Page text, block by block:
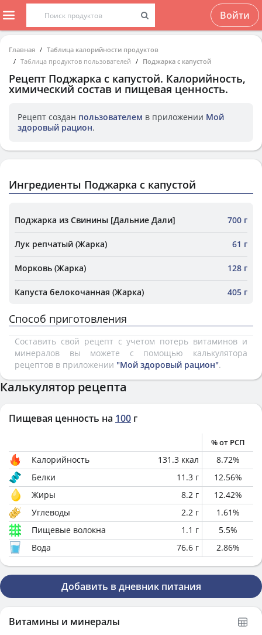
Войти
Главная
Таблица калорийности продуктов
Таблица продуктов пользователей
Поджарка с капустой
Рецепт Поджарка с капустой. Калорийность,
химический состав и пищевая ценность.
Рецепт создан пользователем в приложении Мой
здоровый рацион.
Ингредиенты Поджарка с капустой
Поджарка из Свинины [Дальние Дали] 700 г
Лук репчатый (Жарка) 61 г
Морковь (Жарка) 128 г
Капуста белокочанная (Жарка) 405 г
Способ приготовления
Составить свой рецепт с учетом потерь витаминов и
минералов вы можете с помощью калькулятора
рецептов в приложении "Мой здоровый рацион".
Калькулятор рецепта
Пищевая ценность на 100 г
% от РСП
Калорийность 131.3 ккал 8.72%
Белки
11.3 г 12.56%
Жиры
8.2 г 12.42%
Углеводы
2.2 г 1.61%
Пищевые волокна
1.1 г 5.5%
Вода
76.6 г 2.86%
Добавить в дневник питания
Витамины и минералы